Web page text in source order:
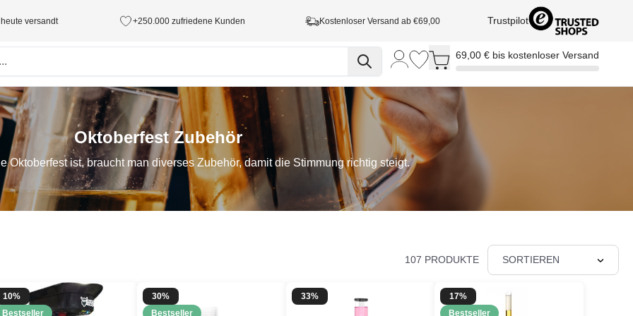
versandt +250.000 zufriedene Kunden Kostenloser Versand ab €69,00 Trustpilot
Toggle minicart, Cart is empty
69,00 € bis kostenloser Versand
Oktoberfest Zubehör
Oktoberfest ist, braucht man diverses Zubehör, damit die Stimmung richtig steigt.
107 PRODUKTE SORTIEREN
10%
Bestseller
30%
Bestseller
33%
17%
Bestseller